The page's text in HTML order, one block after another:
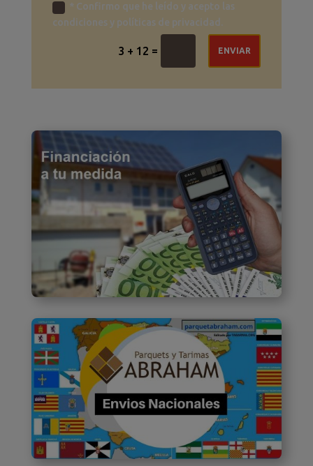
* Confirmo que he leído y acepto las
condiciones y políticas de privacidad.
3 + 12 = ENVIAR